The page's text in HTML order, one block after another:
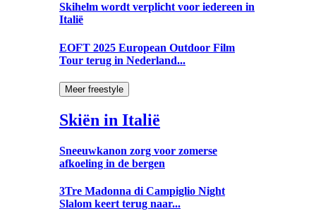
Skihelm wordt verplicht voor iedereen in
Italië
EOFT 2025 European Outdoor Film
Tour terug in Nederland...
Meer freestyle
Skiën in Italië
Sneeuwkanon zorg voor zomerse
afkoeling in de bergen
3Tre Madonna di Campiglio Night
Slalom keert terug naar...